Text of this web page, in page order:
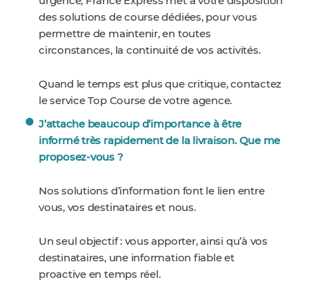
des solutions de course dédiées, pour vous
permettre de maintenir, en toutes
circonstances, la continuité de vos activités.
Quand le temps est plus que critique, contactez
le service Top Course de votre agence.
J’attache beaucoup d’importance à être
informé très rapidement de la livraison. Que me
proposez-vous ?
Nos solutions d’information font le lien entre
vous, vos destinataires et nous.
Un seul objectif : vous apporter, ainsi qu’à vos
destinataires, une information fiable et
proactive en temps réel.